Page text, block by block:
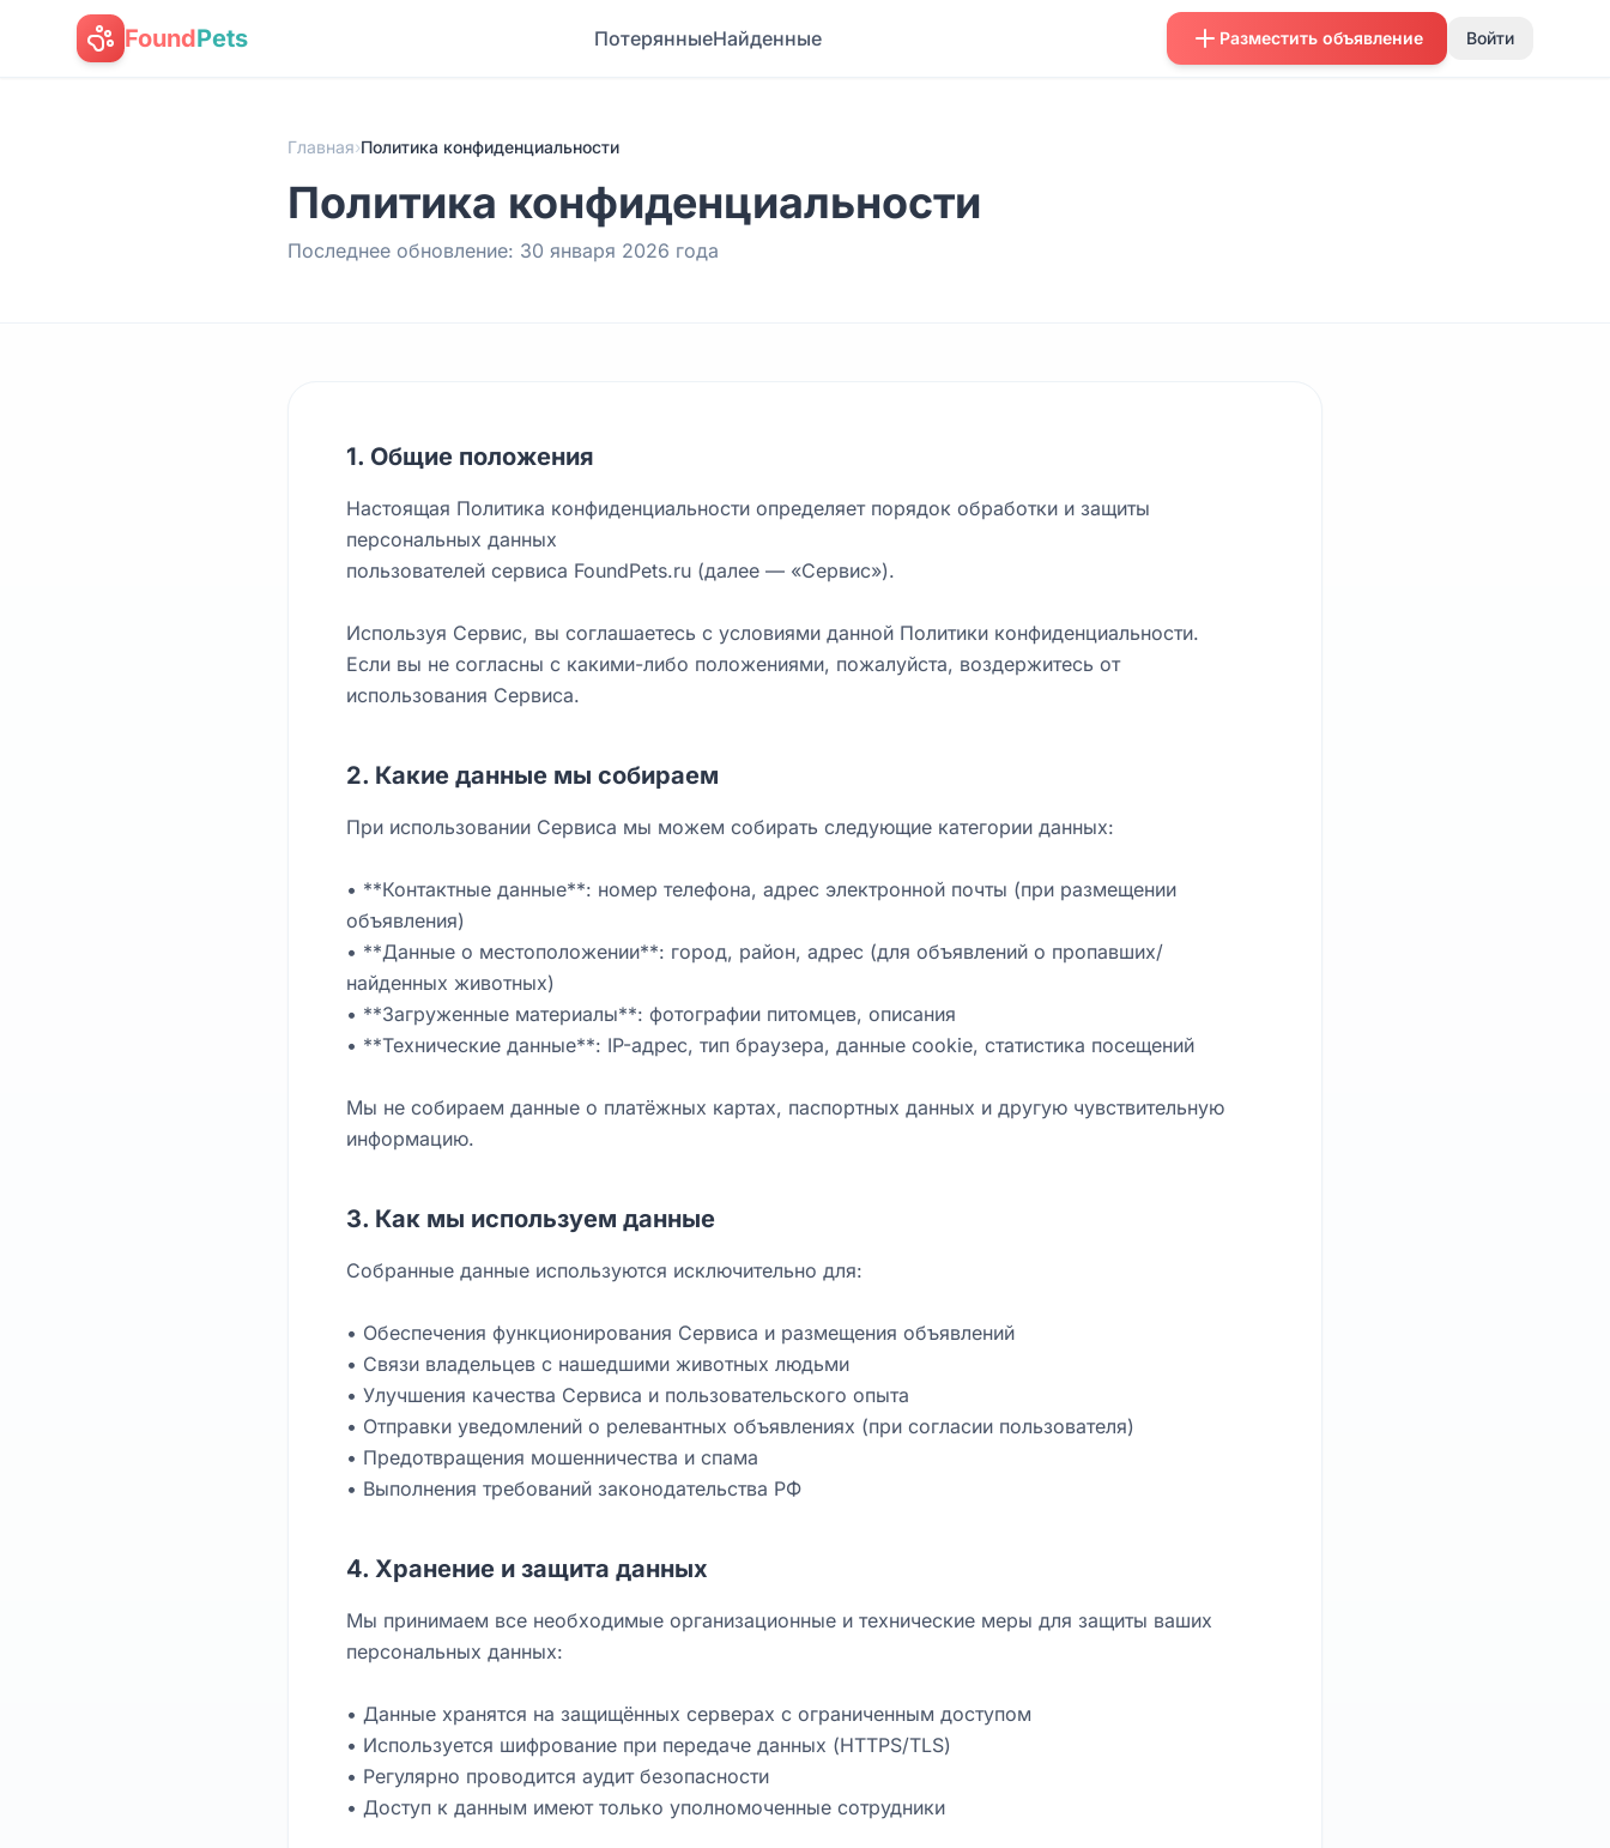
FoundPets ПотерянныеНайденные Разместить объявление Войти
Главная›Политика конфиденциальности
Политика конфиденциальности
Последнее обновление: 30 января 2026 года
1. Общие положения
Настоящая Политика конфиденциальности определяет порядок обработки и защиты
персональных данных
пользователей сервиса FoundPets.ru (далее — «Сервис»).
Используя Сервис, вы соглашаетесь с условиями данной Политики конфиденциальности.
Если вы не согласны с какими-либо положениями, пожалуйста, воздержитесь от
использования Сервиса.
2. Какие данные мы собираем
При использовании Сервиса мы можем собирать следующие категории данных:
• **Контактные данные**: номер телефона, адрес электронной почты (при размещении
объявления)
• **Данные о местоположении**: город, район, адрес (для объявлений о пропавших/
найденных животных)
• **Загруженные материалы**: фотографии питомцев, описания
• **Технические данные**: IP-адрес, тип браузера, данные cookie, статистика посещений
Мы не собираем данные о платёжных картах, паспортных данных и другую чувствительную
информацию.
3. Как мы используем данные
Собранные данные используются исключительно для:
• Обеспечения функционирования Сервиса и размещения объявлений
• Связи владельцев с нашедшими животных людьми
• Улучшения качества Сервиса и пользовательского опыта
• Отправки уведомлений о релевантных объявлениях (при согласии пользователя)
• Предотвращения мошенничества и спама
• Выполнения требований законодательства РФ
4. Хранение и защита данных
Мы принимаем все необходимые организационные и технические меры для защиты ваших
персональных данных:
• Данные хранятся на защищённых серверах с ограниченным доступом
• Используется шифрование при передаче данных (HTTPS/TLS)
• Регулярно проводится аудит безопасности
• Доступ к данным имеют только уполномоченные сотрудники